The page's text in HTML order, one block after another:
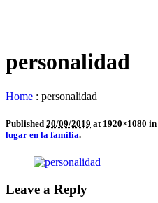
personalidad
Home : personalidad
Published 20/09/2019 at 1920×1080 in
lugar en la familia.
Leave a Reply